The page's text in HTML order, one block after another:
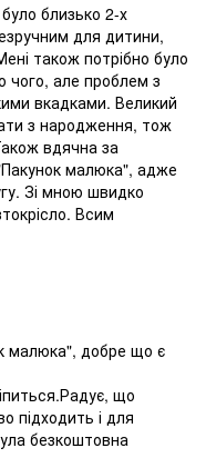
близько 2-х
для дитини,
також потрібно було
чого, але проблем з
вкадками. Великий
з народження, тож
вдячна за
малюка", адже
Зі мною швидко
Всим
малюка", добре що є
що
підходить і для
безкоштовна